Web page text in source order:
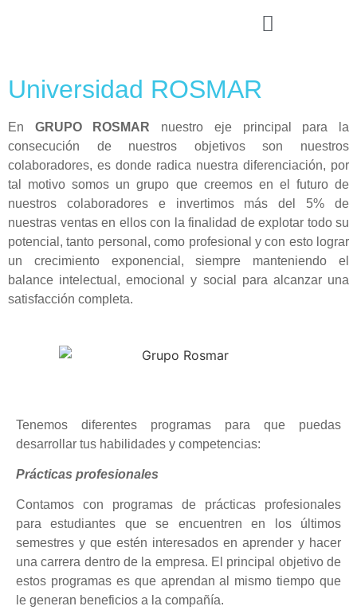
Universidad ROSMAR
En GRUPO ROSMAR nuestro eje principal para la
consecución de nuestros objetivos son nuestros
colaboradores, es donde radica nuestra diferenciación, por
tal motivo somos un grupo que creemos en el futuro de
nuestros colaboradores e invertimos más del 5% de
nuestras ventas en ellos con la finalidad de explotar todo su
potencial, tanto personal, como profesional y con esto lograr
un crecimiento exponencial, siempre manteniendo el
balance intelectual, emocional y social para alcanzar una
satisfacción completa.
Tenemos diferentes programas para que puedas
desarrollar tus habilidades y competencias:
Prácticas profesionales
Contamos con programas de prácticas profesionales
para estudiantes que se encuentren en los últimos
semestres y que estén interesados en aprender y hacer
una carrera dentro de la empresa. El principal objetivo de
estos programas es que aprendan al mismo tiempo que
le generan beneficios a la compañía.